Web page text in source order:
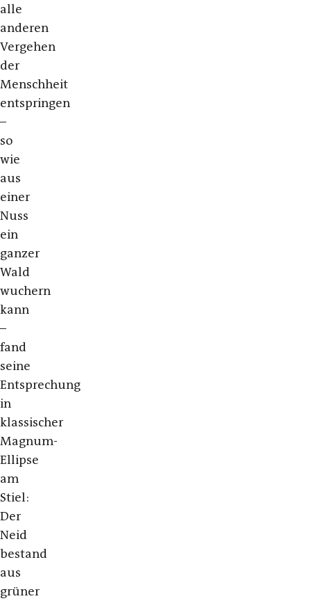
alle
anderen
Vergehen
der
Menschheit
entspringen
–
so
wie
aus
einer
Nuss
ein
ganzer
Wald
wuchern
kann
–
fand
seine
Entsprechung
in
klassischer
Magnum-
Ellipse
am
Stiel:
Der
Neid
bestand
aus
grüner